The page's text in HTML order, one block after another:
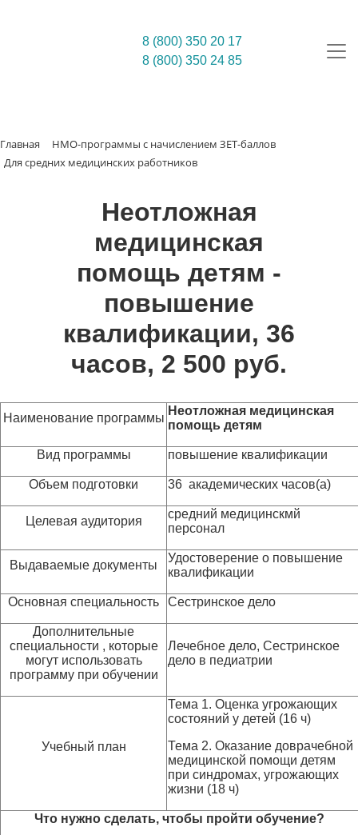
8 (800) 350 20 17
8 (800) 350 24 85
Главная
НМО-программы с начислением ЗЕТ-баллов
Для средних медицинских работников
Неотложная
медицинская
помощь детям -
повышение
квалификации, 36
часов, 2 500 руб.
Наименование программы
Неотложная медицинская
помощь детям
Вид программы повышение квалификации
Объем подготовки 36 академических часов(а)
Целевая аудитория
средний медицинскмй
персонал
Выдаваемые документы
Удостоверение о повышение
квалификации
Основная специальность Сестринское дело
Дополнительные
специальности , которые
могут использовать
программу при обучении
Лечебное дело, Сестринское
дело в педиатрии
Учебный план
Тема 1. Оценка угрожающих
состояний у детей (16 ч)
Тема 2. Оказание доврачебной
медицинской помощи детям
при синдромах, угрожающих
жизни (18 ч)
Что нужно сделать, чтобы пройти обучение?